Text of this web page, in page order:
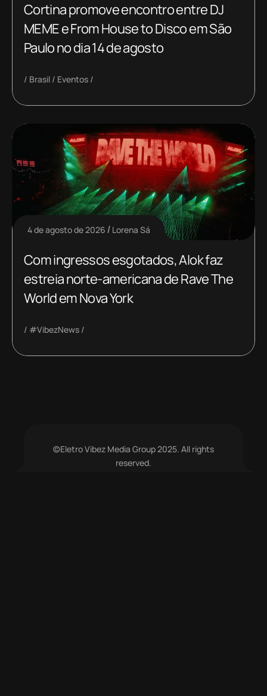
Cortina promove encontro entre DJ
MEME e From House to Disco em São
Paulo no dia 14 de agosto
Brasil Eventos
4 de agosto de 2026 Lorena Sá
Com ingressos esgotados, Alok faz
estreia norte-americana de Rave The
World em Nova York
#VibezNews
©Eletro Vibez Media Group 2025. All rights
reserved.